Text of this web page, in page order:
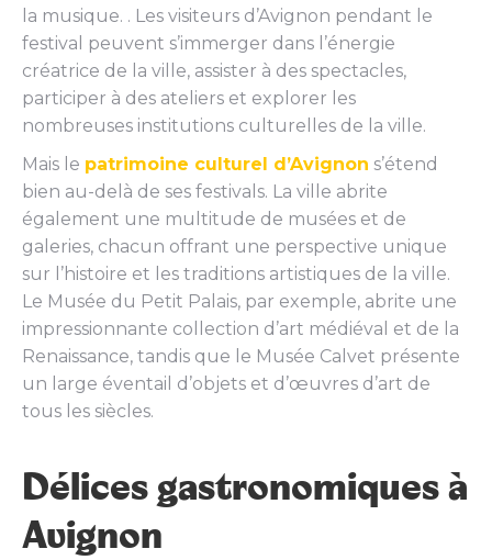
la musique. . Les visiteurs d’Avignon pendant le
festival peuvent s’immerger dans l’énergie
créatrice de la ville, assister à des spectacles,
participer à des ateliers et explorer les
nombreuses institutions culturelles de la ville.
Mais le patrimoine culturel d’Avignon s’étend
bien au-delà de ses festivals. La ville abrite
également une multitude de musées et de
galeries, chacun offrant une perspective unique
sur l’histoire et les traditions artistiques de la ville.
Le Musée du Petit Palais, par exemple, abrite une
impressionnante collection d’art médiéval et de la
Renaissance, tandis que le Musée Calvet présente
un large éventail d’objets et d’œuvres d’art de
tous les siècles.
Délices gastronomiques à
Avignon